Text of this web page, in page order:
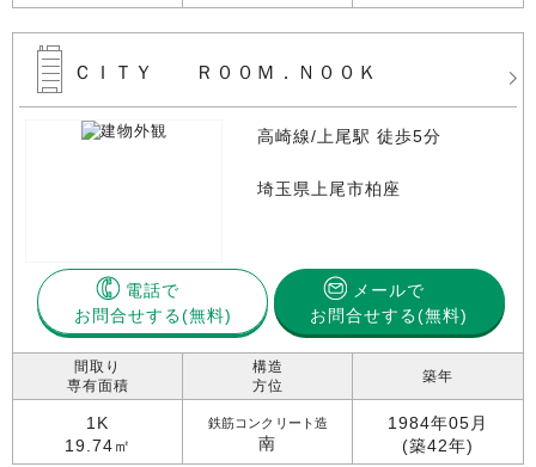
ＣＩＴＹ Ｒ００Ｍ．Ｎ００Ｋ
高崎線/上尾駅 徒歩5分
埼玉県上尾市柏座
電話で
お問合せする
メールで
お問合せする(無料)
間取り
専有面積
1K
19.74㎡
構造
方位
鉄筋コンクリート造
南
築年
1984年05月
(築42年)